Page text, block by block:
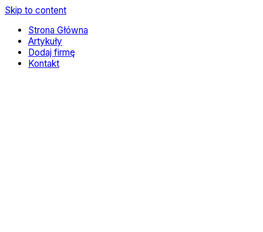
Skip to content
Strona Główna
Artykuły
Dodaj firmę
Kontakt